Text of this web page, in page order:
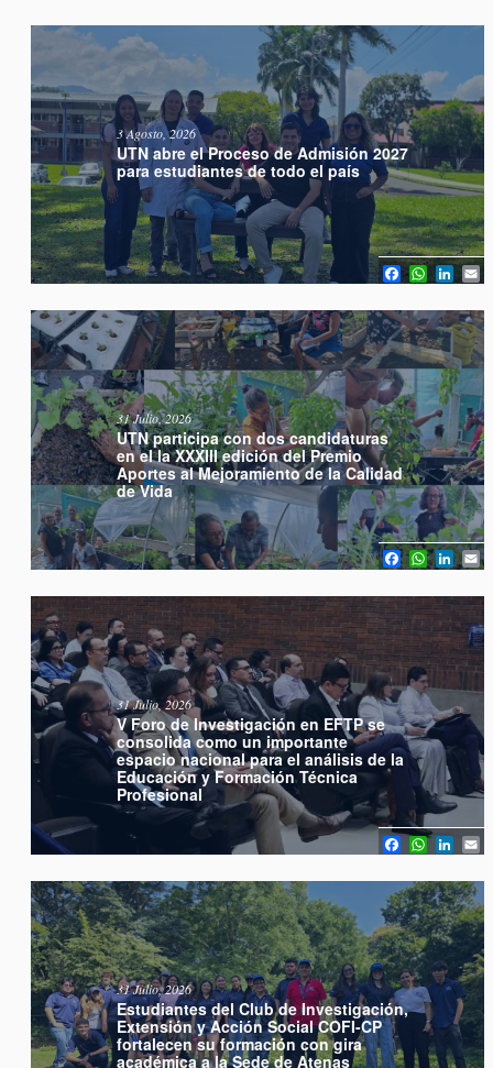
UTN abre el Proceso de Admisión 2027
para estudiantes de todo el país
3 Agosto, 2026
Facebook
UTN participa con dos candidaturas
en el la XXXIII edición del Premio
Aportes al Mejoramiento de la Calidad
de Vida
31 Julio, 2026
Facebook
V Foro de Investigación en EFTP se
consolida como un importante
espacio nacional para el análisis de la
Educación y Formación Técnica
Profesional
31 Julio, 2026
Facebook
Estudiantes del Club de Investigación,
Extensión y Acción Social COFI-CP
fortalecen su formación con gira
académica a la Sede de Atenas
31 Julio, 2026